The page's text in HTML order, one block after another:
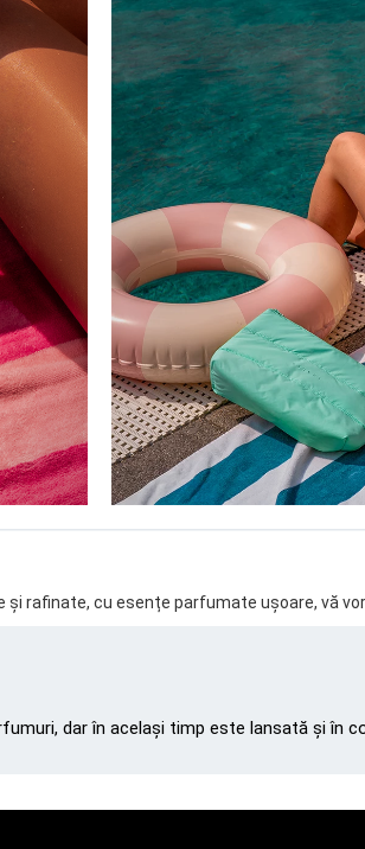
și rafinate, cu esențe parfumate ușoare, vă
dar în același timp este lansată și în